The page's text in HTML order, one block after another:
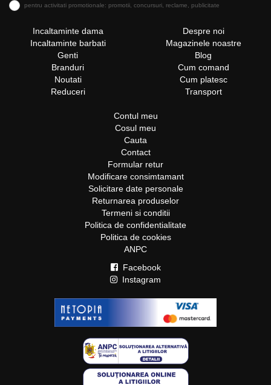
pentru activitati promotionale: promotii, concursuri, reclame, publicitate
Incaltaminte dama
Incaltaminte barbati
Genti
Branduri
Noutati
Reduceri
Despre noi
Magazinele noastre
Blog
Cum comand
Cum platesc
Transport
Contul meu
Cosul meu
Cauta
Contact
Formular retur
Modificare consimtamant
Solicitare date personale
Returnarea produselor
Termeni si conditii
Politica de confidentialitate
Politica de cookies
ANPC
Facebook
Instagram